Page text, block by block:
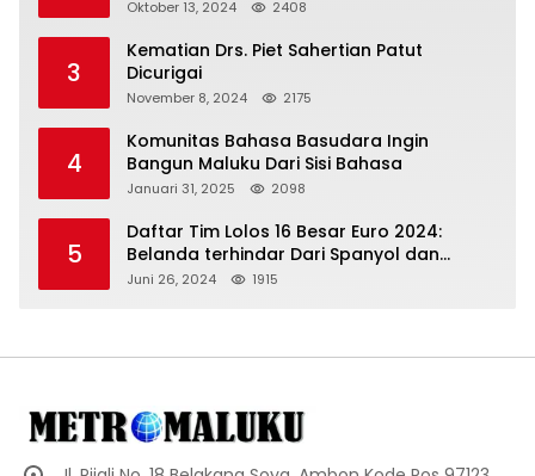
Oktober 13, 2024 2408
3
Kematian Drs. Piet Sahertian Patut
Dicurigai
November 8, 2024 2175
4
Komunitas Bahasa Basudara Ingin
Bangun Maluku Dari Sisi Bahasa
Januari 31, 2025 2098
5
Daftar Tim Lolos 16 Besar Euro 2024:
Belanda terhindar Dari Spanyol dan
Ingriss, Prancis Bertemu Belgia
Juni 26, 2024 1915